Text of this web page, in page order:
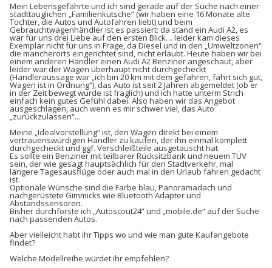
Mein Lebensgefährte und ich sind gerade auf der Suche nach einer
stadttauglichen „Familienkutsche“ (wir haben eine 16 Monate alte
Tochter, die Autos und Autofahren liebt) und beim
Gebrauchtwagenhändler ist es passiert: da stand ein Audi A2, es
war für uns drei Liebe auf den ersten Blick… leider kam dieses
Exemplar nicht für uns in Frage, da Diesel und in den „Umweltzonen“
die mancherorts eingerichtet sind, nicht erlaubt. Heute haben wir bei
einem anderen Händler einen Audi A2 Benziner angeschaut, aber
leider war der Wagen überhaupt nicht durchgecheckt
(Händleraussage war „ich bin 20 km mit dem gefahren, fährt sich gut,
Wagen ist in Ordnung“), das Auto ist seit 2 Jahren abgemeldet (ob er
in der Zeit bewegt wurde ist fraglich) und ich hatte unterm Strich
einfach kein gutes Gefühl dabei. Also haben wir das Angebot
ausgeschlagen, auch wenn es mir schwer viel, das Auto
„zurückzulassen“...
Meine „Idealvorstellung“ ist, den Wagen direkt bei einem
vertrauenswürdigen Händler zu kaufen, der ihn einmal komplett
durchgecheckt und ggf. Verschleißteile ausgetauscht hat.
Es sollte ein Benziner mit teilbarer Rücksitzbank und neuem TÜV
sein, der wie gesagt hauptsächlich für den Stadtverkehr, mal
längere Tagesausflüge oder auch mal in den Urlaub fahren gedacht
ist.
Optionale Wünsche sind die Farbe blau, Panoramadach und
nachgerüstete Gimmicks wie Bluetooth Adapter und
Abstandssensoren.
Bisher durchforste ich „Autoscout24“ und „mobile.de“ auf der Suche
nach passenden Autos.
Aber vielleicht habt ihr Tipps wo und wie man gute Kaufangebote
findet?
Welche Modellreihe würdet ihr empfehlen?